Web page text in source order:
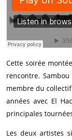
Cette soirée
rencontre.
membre du
années avec El
principales
Les deux artistes